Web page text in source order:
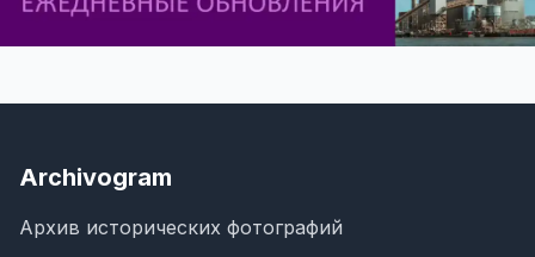
Archivogram
Архив исторических фотографий